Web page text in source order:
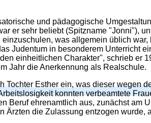
und pädagogische
er sehr beliebt (Spitzname "Jonni"),
was allgemein üblich war,
Judentum in besonderem Unterricht
einheitlichen Charakter", schrieb er
Jahr die Anerkennung als Realschule.
Esther ein, was dieser wegen
konnten verbeamtete
Beruf ehrenamtlich aus, zunächst am
Ärzten die Zulassung entzogen wurde,